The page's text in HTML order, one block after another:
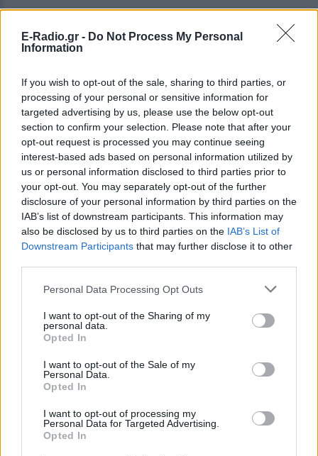
E-Radio.gr - Do Not Process My Personal
Information
If you wish to opt-out of the sale, sharing to third parties, or
processing of your personal or sensitive information for
targeted advertising by us, please use the below opt-out
section to confirm your selection. Please note that after your
opt-out request is processed you may continue seeing
interest-based ads based on personal information utilized by
us or personal information disclosed to third parties prior to
your opt-out. You may separately opt-out of the further
disclosure of your personal information by third parties on the
IAB’s list of downstream participants. This information may
also be disclosed by us to third parties on the IAB’s List of
Downstream Participants that may further disclose it to other
Personal Data Processing Opt Outs
I want to opt-out of the Sharing of my
personal data.
Opted In
I want to opt-out of the Sale of my
Personal Data.
Opted In
I want to opt-out of processing my
Personal Data for Targeted Advertising.
Opted In
ΔΕΙΤΕ ΕΠΙΣΗΣ
ΣΤΗΝ ΙΔΙΑ ΚΑΤΗΓΟΡΙΑ
Πού εξαφανίστηκε η Dido; Η
άλλαξε ζωή
Με επιτυχίες όπως τα «Thank You»,
«White Flag» και τη θρυλική συνεργασία
της με τον Eminem στο «Stan», η Dido